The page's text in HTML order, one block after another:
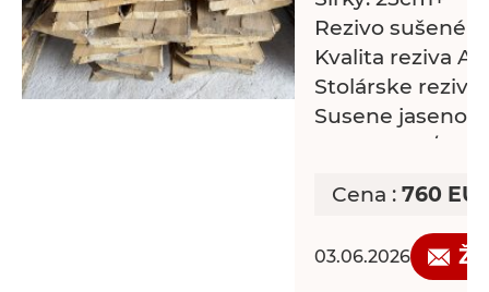
Rezivo sušené
Kvalita reziva A/
Stolárske rezivo
Susene
Cena 760€/
skladom/
15m3(kubíkov)
jaseňa
Cena : 760
03.06.2026